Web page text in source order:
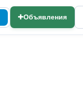
Объявления